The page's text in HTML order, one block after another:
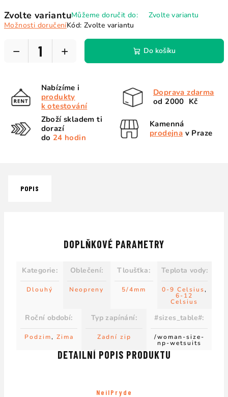
cena:
Zvolte variantuMůžeme doručit do:
Zvolte variantu
Možnosti doručeníKód: Zvolte variantu
+
− Do košíku
Nabízíme i
produkty
k otestování
Doprava zdarma
od 2000 Kč
Zboží skladem ti
dorazí
do 24 hodin
Kamenná
prodejna v Praze
POPIS
DETAILNÍ POPIS PRODUKTU
NeilPryde
DOPLŇKOVÉ PARAMETRY
Kategorie:
Dlouhý
Oblečení:
Neopreny
Tloušťka:
5/4mm
Teplota vody:
0-9 Celsius,
6-12
Celsius
Roční období:
Podzim, Zima
Typ zapínání:
Zadní zip
#sizes_table#:
/woman-size-
np-wetsuits